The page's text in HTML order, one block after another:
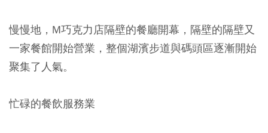
慢慢地，M巧克力店隔壁的餐廳開幕，隔壁的隔壁又
一家餐館開始營業，整個湖濱步道與碼頭區逐漸開始
聚集了人氣。
忙碌的餐飲服務業